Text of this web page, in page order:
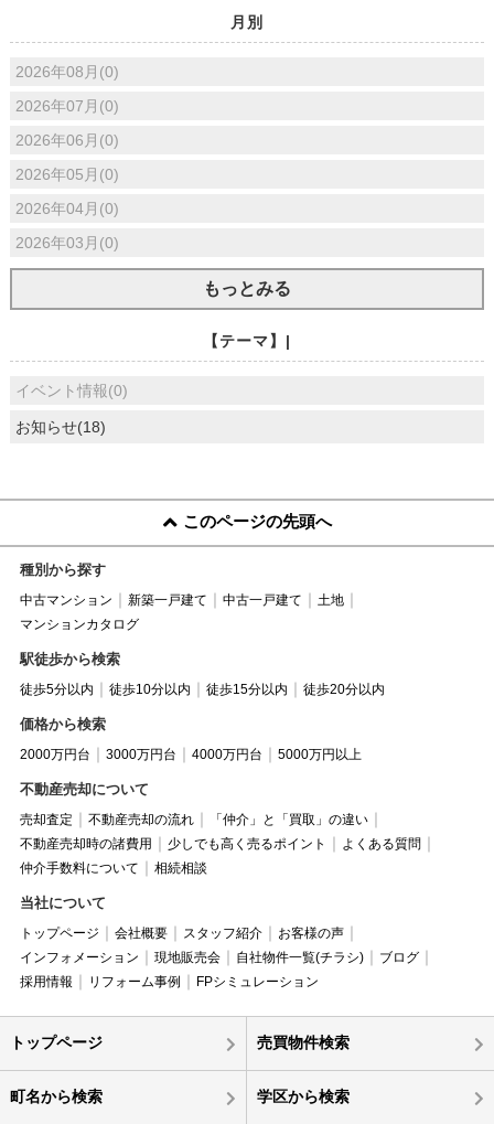
月別
2026年08月(0)
2026年07月(0)
2026年06月(0)
2026年05月(0)
2026年04月(0)
2026年03月(0)
もっとみる
【テーマ】|
イベント情報(0)
お知らせ(18)
このページの先頭へ
種別から探す
中古マンション 新築一戸建て 中古一戸建て
土地
マンションカタログ
駅徒歩から検索
徒歩5分以内 徒歩10分以内 徒歩15分以内 徒歩20分以内
価格から検索
2000万円台 3000万円台 4000万円台 5000万円以上
不動産売却について
売却査定 不動産売却の流れ
「仲介」と「買取」の違い
不動産売却時の諸費用
少しでも高く売るポイント
よくある質問
仲介手数料について
相続相談
当社について
トップページ 会社概要 スタッフ紹介
お客様の声
インフォメーション
現地販売会 自社物件一覧(チラシ)
ブログ
採用情報
リフォーム事例 FPシミュレーション
トップページ 売買物件検索
町名から検索 学区から検索